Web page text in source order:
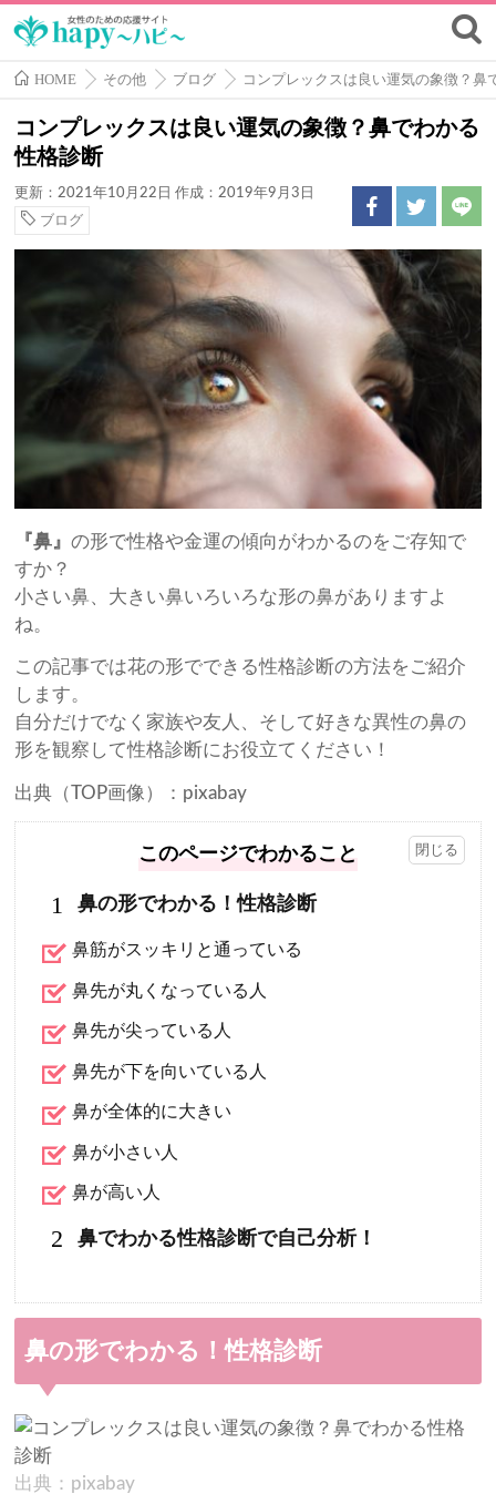
HOME その他 ブログ コンプレックスは良い運気の象徴？鼻
コンプレックスは良い運気の象徴？鼻でわかる
性格診断
更新：2021年10月22日 作成：2019年9月3日
ブログ
『鼻』の形で性格や金運の傾向がわかるのをご存知で
すか？
小さい鼻、大きい鼻いろいろな形の鼻がありますよ
ね。
この記事では花の形でできる性格診断の方法をご紹介
します。
自分だけでなく家族や友人、そして好きな異性の鼻の
形を観察して性格診断にお役立てください！
出典（TOP画像）：pixabay
このページでわかること
1 鼻の形でわかる！性格診断
鼻筋がスッキリと通っている
鼻先が丸くなっている人
鼻先が尖っている人
鼻先が下を向いている人
鼻が全体的に大きい
鼻が小さい人
鼻が高い人
2 鼻でわかる性格診断で自己分析！
鼻の形でわかる！性格診断
出典：pixabay